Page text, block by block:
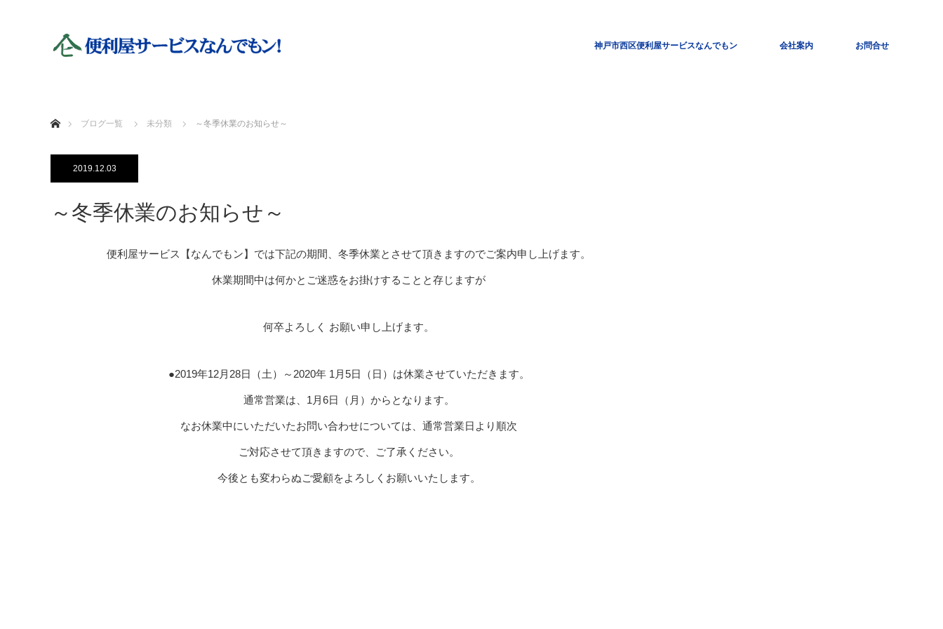
神戸市西区便利屋サービスなんでもン 会社案内 お問合せ
ブログ一覧
未分類 ～冬季休業のお知らせ～
2019.12.03
～冬季休業のお知らせ～
便利屋サービス【なんでもン】では下記の期間、冬季休業とさせて頂きますのでご案内申し上げます。
休業期間中は何かとご迷惑をお掛けすることと存じますが
何卒よろしく お願い申し上げます。
●2019年12月28日（土）～2020年 1月5日（日）は休業させていただきます。
通常営業は、1月6日（月）からとなります。
なお休業中にいただいたお問い合わせについては、通常営業日より順次
ご対応させて頂きますので、ご了承ください。
今後とも変わらぬご愛顧をよろしくお願いいたします。